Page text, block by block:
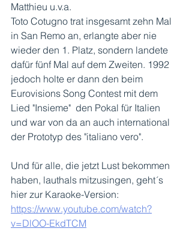
Matthieu u.v.a.
Toto Cotugno trat insgesamt zehn Mal
in San Remo an, erlangte aber nie
wieder den 1. Platz, sondern landete
dafür fünf Mal auf dem Zweiten. 1992
jedoch holte er dann den beim
Eurovisions Song Contest mit dem
Lied "Insieme"  den Pokal für Italien
und war von da an auch international
der Prototyp des "italiano vero".
Und für alle, die jetzt Lust bekommen
haben, lauthals mitzusingen, geht´s
hier zur Karaoke-Version:
https://www.youtube.com/watch?
v=DlOO-EkdTCM